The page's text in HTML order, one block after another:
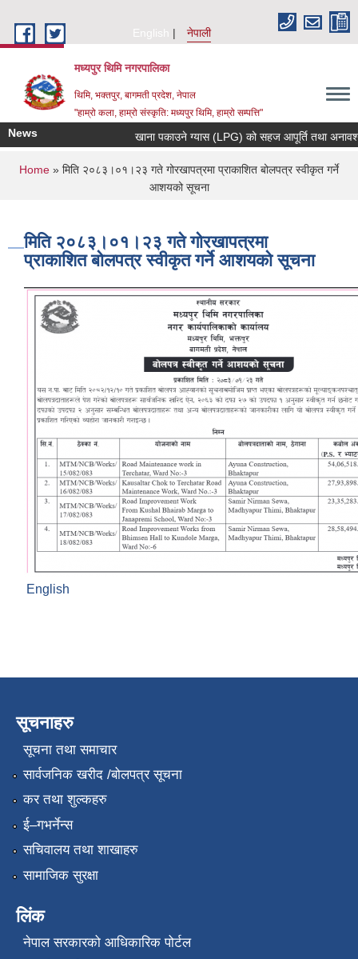
English
नेपाली
मध्यपुर थिमि नगरपालिका
थिमि, भक्तपुर, बागमती प्रदेश, नेपाल
"हाम्रो कला, हाम्रो संस्कृति: मध्यपुर थिमि, हाम्रो सम्पत्ति"
News खाना पकाउने ग्यास (LPG) को सहज आपूर्ति तथा
You are here
Home » मिति २०८३।०१।२३ गते गोरखापत्रमा प्राकाशित बोलपत्र स्वीकृत गर्ने
आशयको सूचना
मिति २०८३।०१।२३ गते गोरखापत्रमा
प्राकाशित बोलपत्र स्वीकृत गर्ने आशयको सूचना
English
सूचनाहरु
सूचना तथा समाचार
सार्वजनिक खरीद /बोलपत्र सूचना
कर तथा शुल्कहरु
ई–गभर्नेन्स
सचिवालय तथा शाखाहरु
सामाजिक सुरक्षा
लिंक
नेपाल सरकारको आधिकारिक पोर्टल